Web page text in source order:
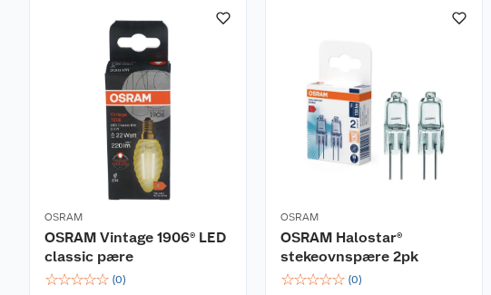
OSRAM
OSRAM Vintage 1906® LED
classic pære
☆☆☆☆☆ (0)
OSRAM
OSRAM Halostar®
stekeovnspære 2pk
☆☆☆☆☆ (0)